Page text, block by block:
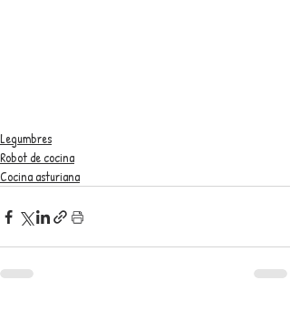
Legumbres
Robot de cocina
Cocina asturiana